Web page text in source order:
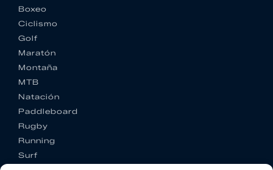
Boxeo
Ciclismo
Golf
Maratón
Montaña
MTB
Natación
Paddleboard
Rugby
Running
Surf